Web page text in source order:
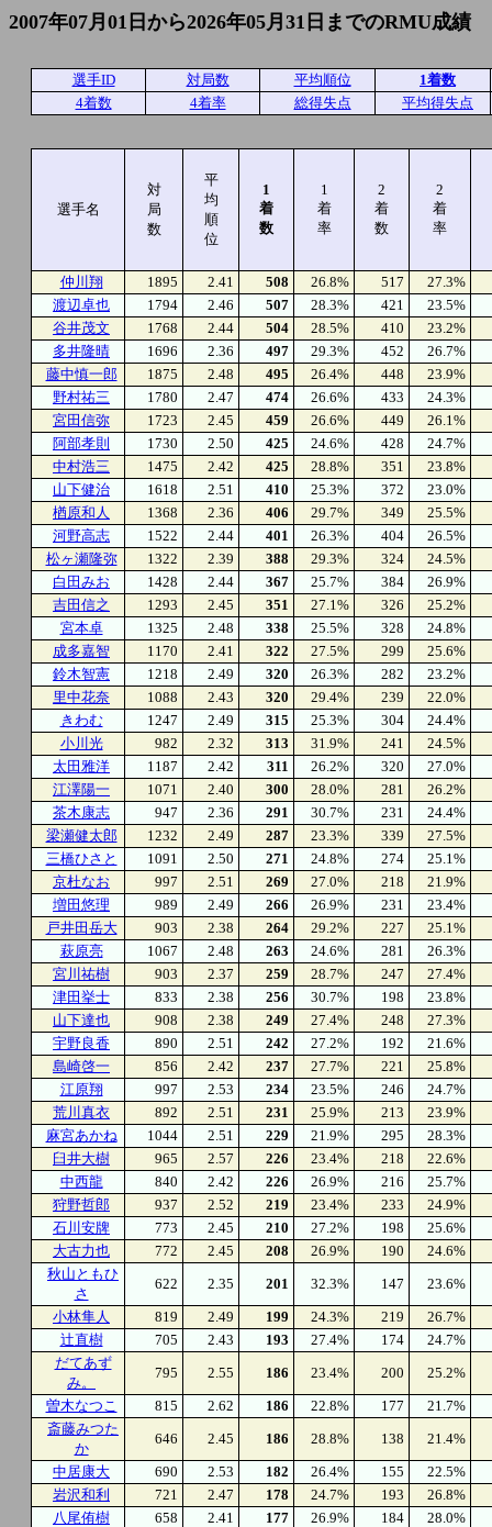
2007年07月01日から2026年05月31日までのRMU成績
選手ID 対局数 平均順位
1着数
4着数
4着率 総得失点 平均得失点
選手名
対
局
数
平
均
順
位
1
着
数
1
着
率
2
着
数
2
着
率
仲川翔 1895 2.41 508 26.8% 517
27.3%
渡辺卓也
1794 2.46 507 28.3% 421
23.5%
谷井茂文
1768 2.44 504 28.5% 410
23.2%
多井隆晴
1696 2.36 497 29.3% 452
26.7%
藤中慎一郎
1875 2.48 495 26.4% 448
23.9%
野村祐三
1780 2.47 474 26.6% 433
24.3%
宮田信弥
1723 2.45 459 26.6% 449
26.1%
阿部孝則
1730 2.50 425 24.6% 428
24.7%
中村浩三
1475 2.42 425 28.8% 351
23.8%
山下健治
1618 2.51 410 25.3% 372
23.0%
楢原和人
1368 2.36 406 29.7% 349
25.5%
河野高志
1522 2.44 401 26.3% 404
26.5%
松ヶ瀬隆弥
1322 2.39 388 29.3% 324
24.5%
白田みお
1428 2.44 367 25.7% 384
26.9%
吉田信之
1293 2.45 351 27.1% 326
25.2%
宮本卓
1325 2.48 338 25.5% 328
24.8%
成多嘉智
1170 2.41 322 27.5% 299
25.6%
鈴木智憲
1218 2.49 320 26.3% 282
23.2%
里中花奈
1088 2.43 320 29.4% 239
22.0%
きわむ
1247 2.49 315 25.3% 304
24.4%
小川光
982 2.32 313 31.9% 241
24.5%
太田雅洋
1187 2.42 311 26.2% 320
27.0%
江澤陽一
1071 2.40 300 28.0% 281
26.2%
茶木康志
947 2.36 291 30.7% 231
24.4%
梁瀬健太郎
1232 2.49 287 23.3% 339
27.5%
三橋ひさと
1091 2.50 271 24.8% 274
25.1%
京杜なお
997 2.51 269 27.0% 218
21.9%
増田悠理
989 2.49 266 26.9% 231
23.4%
戸井田岳大
903 2.38 264 29.2% 227
25.1%
萩原亮
1067 2.48 263 24.6% 281
26.3%
宮川祐樹
903 2.37 259 28.7% 247
27.4%
津田挙士
833 2.38 256 30.7% 198
23.8%
山下達也
908 2.38 249 27.4% 248
27.3%
宇野良香
890 2.51 242 27.2% 192
21.6%
島崎啓一
856 2.42 237 27.7% 221
25.8%
江原翔
997 2.53 234 23.5% 246
24.7%
荒川真衣
892 2.51 231 25.9% 213
23.9%
麻宮あかね
1044 2.51 229 21.9% 295
28.3%
臼井大樹
965 2.57 226 23.4% 218
22.6%
中西龍
840 2.42 226 26.9% 216
25.7%
狩野哲郎
937 2.52 219 23.4% 233
24.9%
石川安牌
773 2.45 210 27.2% 198
25.6%
大古力也
772 2.45 208 26.9% 190
24.6%
秋山ともひ
さ
622 2.35 201 32.3% 147
23.6%
小林隼人
819 2.49 199 24.3% 219
26.7%
辻直樹
705 2.43 193 27.4% 174
24.7%
だてあず
み。
795 2.55 186 23.4% 200
25.2%
曽木なつこ
815 2.62 186 22.8% 177
21.7%
斎藤みつた
か
646 2.45 186 28.8% 138
21.4%
中居康大
690 2.53 182 26.4% 155
22.5%
岩沢和利
721 2.47 178 24.7% 193
26.8%
八尾侑樹
658 2.41 177 26.9% 184
28.0%